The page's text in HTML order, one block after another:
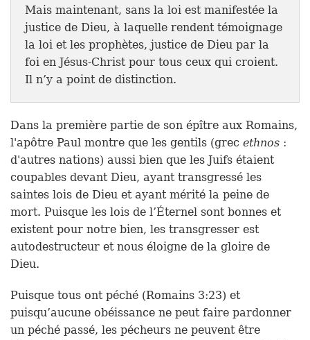
Mais maintenant, sans la loi est manifestée la
justice de Dieu, à laquelle rendent témoignage
la loi et les prophètes, justice de Dieu par la
foi en Jésus-Christ pour tous ceux qui croient.
Il n’y a point de distinction.
Dans la première partie de son épître aux Romains,
l'apôtre Paul montre que les gentils (grec ethnos :
d'autres nations) aussi bien que les Juifs étaient
coupables devant Dieu, ayant transgressé les
saintes lois de Dieu et ayant mérité la peine de
mort. Puisque les lois de l’Éternel sont bonnes et
existent pour notre bien, les transgresser est
autodestructeur et nous éloigne de la gloire de
Dieu.
Puisque tous ont péché (Romains 3:23) et
puisqu’aucune obéissance ne peut faire pardonner
un péché passé, les pécheurs ne peuvent être